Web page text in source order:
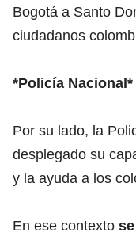
Bogotá a Santo
ciudadanos
*Policía Nacional*
Por su lado, la
desplegado su
y la ayuda a los
En ese contexto